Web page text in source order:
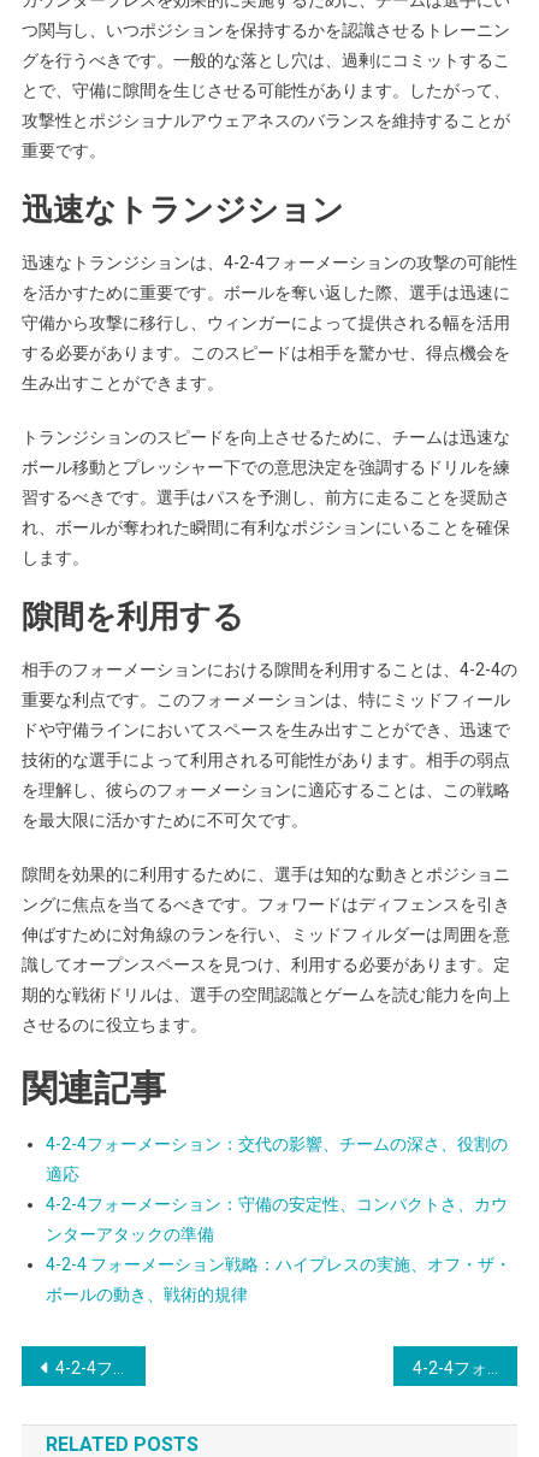
つ関与し、いつポジションを保持するかを認識させるトレーニン
グを行うべきです。一般的な落とし穴は、過剰にコミットするこ
とで、守備に隙間を生じさせる可能性があります。したがって、
攻撃性とポジショナルアウェアネスのバランスを維持することが
重要です。
迅速なトランジション
迅速なトランジションは、4-2-4フォーメーションの攻撃の可能性
を活かすために重要です。ボールを奪い返した際、選手は迅速に
守備から攻撃に移行し、ウィンガーによって提供される幅を活用
する必要があります。このスピードは相手を驚かせ、得点機会を
生み出すことができます。
トランジションのスピードを向上させるために、チームは迅速な
ボール移動とプレッシャー下での意思決定を強調するドリルを練
習するべきです。選手はパスを予測し、前方に走ることを奨励さ
れ、ボールが奪われた瞬間に有利なポジションにいることを確保
します。
隙間を利用する
相手のフォーメーションにおける隙間を利用することは、4-2-4の
重要な利点です。このフォーメーションは、特にミッドフィール
ドや守備ラインにおいてスペースを生み出すことができ、迅速で
技術的な選手によって利用される可能性があります。相手の弱点
を理解し、彼らのフォーメーションに適応することは、この戦略
を最大限に活かすために不可欠です。
隙間を効果的に利用するために、選手は知的な動きとポジショニ
ングに焦点を当てるべきです。フォワードはディフェンスを引き
伸ばすために対角線のランを行い、ミッドフィルダーは周囲を意
識してオープンスペースを見つけ、利用する必要があります。定
期的な戦術ドリルは、選手の空間認識とゲームを読む能力を向上
させるのに役立ちます。
関連記事
4-2-4フォーメーション：交代の影響、チームの深さ、役割の
適応
4-2-4フォーメーション：守備の安定性、コンパクトさ、カウ
ンターアタックの準備
4-2-4 フォーメーション戦略：ハイプレスの実施、オフ・ザ・
ボールの動き、戦術的規律
Post
navigation
4-2-4フォーメーション：ウィンガーの役割、クロス技術、得点機会
RELATED POSTS